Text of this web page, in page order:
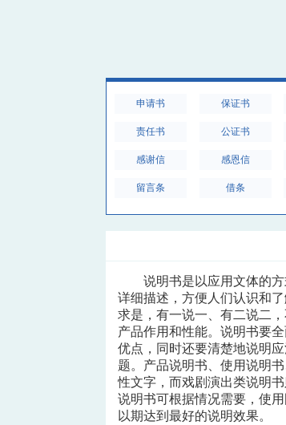
申请书 保证书
责任书 公证书
感谢信 感恩信
留言条 借条
说明书是以应用文体的
详细描述，方便人们认识和
求是，有一说一、有二说二
产品作用和性能。说明书要
优点，同时还要清楚地说明
题。产品说明书、使用说明
性文字，而戏剧演出类说明
说明书可根据情况需要，使
以期达到最好的说明效果。